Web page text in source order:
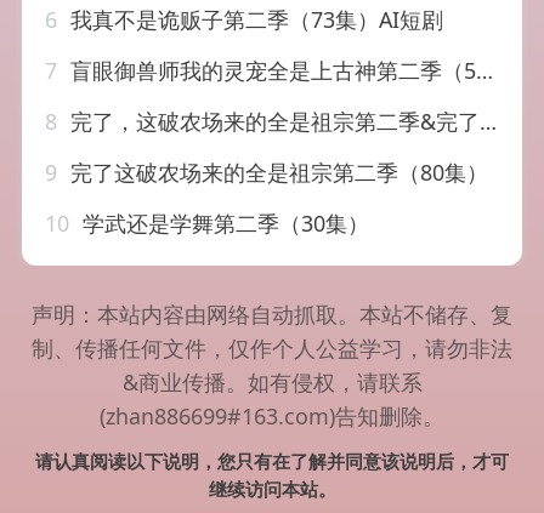
6 我真不是诡贩子第二季（73集）AI短剧
7 盲眼御兽师我的灵宠全是上古神第二季（50集）
8 完了，这破农场来的全是祖宗第二季&完了这破农场来的全是祖宗第二季（80集）AI短剧
9 完了这破农场来的全是祖宗第二季（80集）
10 学武还是学舞第二季（30集）
声明：本站内容由网络自动抓取。本站不储存、复
制、传播任何文件，仅作个人公益学习，请勿非法
&商业传播。如有侵权，请联系
(zhan886699#163.com)告知删除。
请认真阅读以下说明，您只有在了解并同意该说明后，才可
继续访问本站。